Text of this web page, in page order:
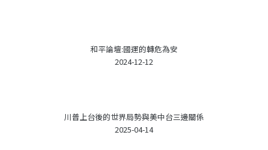
和平論壇:國運的轉危為安
2024-12-12
川普上台後的世界局勢與美中台三邊關係
2025-04-14